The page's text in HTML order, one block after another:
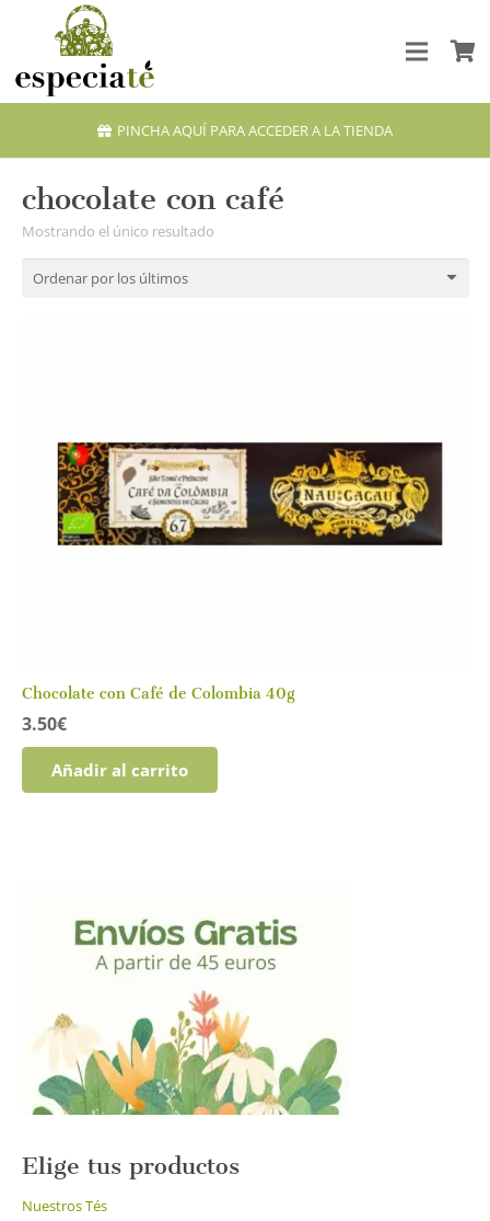
PINCHA AQUÍ PARA ACCEDER A LA TIENDA
chocolate con café
Mostrando el único resultado
Chocolate con Café de Colombia 40g
3.50€
Añadir al carrito
Elige tus productos
Nuestros Tés